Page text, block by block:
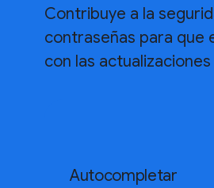
Contribuye a la
contraseñas para que
con las
Autocompletar